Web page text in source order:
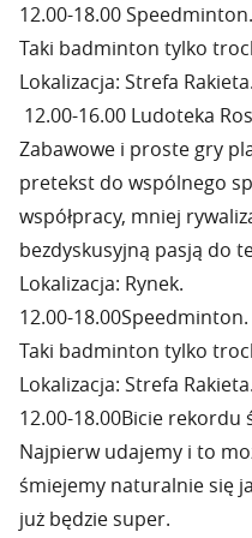
12.00-18.00 Speedminton.
Taki badminton tylko
Lokalizacja: Strefa Rakieta.
12.00-16.00 Ludoteka
Zabawowe i proste gry
pretekst do wspólnego
współpracy, mniej
bezdyskusyjną pasją do
Lokalizacja: Rynek.
12.00-18.00Speedminton.
Taki badminton tylko
Lokalizacja: Strefa Rakieta.
12.00-18.00Bicie rekordu
Najpierw udajemy i to
śmiejemy naturalnie się
już będzie super.